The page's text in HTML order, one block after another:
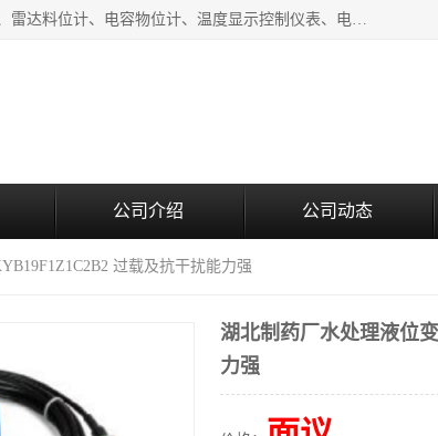
河南新瑞普测控技术有限公司主营：压力变送器、液位变送器、差压变送器、雷达料位计、电容物位计、温度显示控制仪表、电量变送器、流量计、工业自动化系统成套设备。
公司介绍 公司动态
过载及抗干扰能力强
湖北制药厂水处理液位
力强